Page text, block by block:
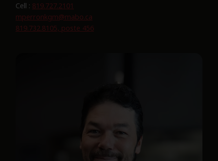
Cell : 819.727.2101
mperronkgm@mabo.ca
819.732.8105, poste 456